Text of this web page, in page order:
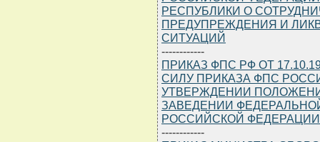
РЕСПУБЛИКИ О
ПРЕДУПРЕЖДЕНИЯ И
СИТУАЦИЙ
------------
ПРИКАЗ ФПС РФ ОТ
СИЛУ ПРИКАЗА ФПС
УТВЕРЖДЕНИИ
ЗАВЕДЕНИИ
РОССИЙСКОЙ
------------